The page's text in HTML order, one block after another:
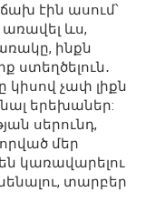
էին ասում՝
ևս,
ինքն
ստեղծելուն․
կիսով չափ լիքն
երեխաներ:
սերունդ,
մեր
կառավարելու
տարբեր